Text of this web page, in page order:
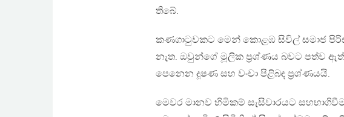
තිබේ.
කණගාටුවකට මෙන් කොළඹ සිවිල් සමාජ
නැත. ඔවුන්ගේ මූලික ප්‍රශ්ණය බවට පත්ව
පෙනෙන දූෂණ සහ වංචා පිළිබඳ ප්‍රශ්ණයයි.
මෙවර මානව හිමිකම් සැසිවාරයට